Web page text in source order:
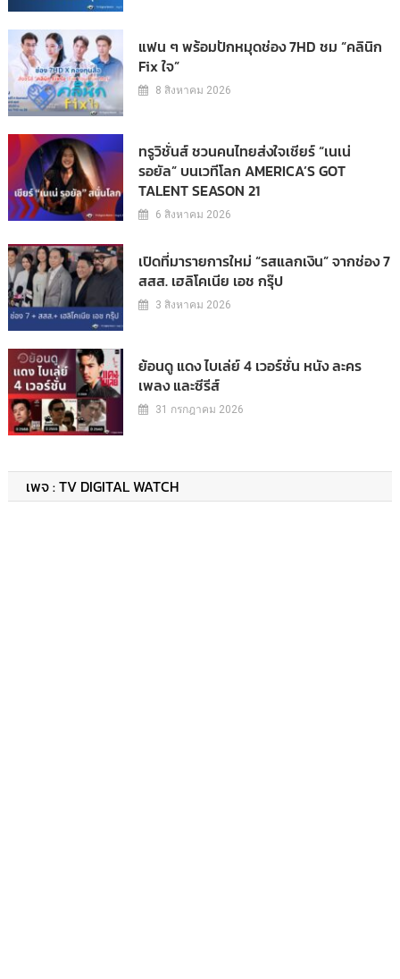
แฟน ๆ พร้อมปักหมุดช่อง 7HD ชม “คลินิก
Fix ใจ”
8 สิงหาคม 2026
ทรูวิชั่นส์ ชวนคนไทยส่งใจเชียร์ “เนเน่
รอยัล” บนเวทีโลก AMERICA’S GOT
TALENT SEASON 21
6 สิงหาคม 2026
เปิดที่มารายการใหม่ “รสแลกเงิน” จากช่อง 7
สสส. เฮลิโคเนีย เอช กรุ๊ป
3 สิงหาคม 2026
ย้อนดู แดง ไบเล่ย์ 4 เวอร์ชั่น หนัง ละคร
เพลง และซีรีส์
31 กรกฎาคม 2026
เพจ : TV DIGITAL WATCH